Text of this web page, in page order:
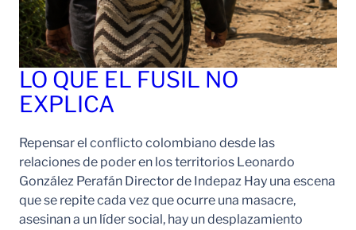
LO QUE EL FUSIL NO
EXPLICA
Repensar el conflicto colombiano desde las
relaciones de poder en los territorios Leonardo
González Perafán Director de Indepaz Hay una escena
que se repite cada vez que ocurre una masacre,
asesinan a un líder social, hay un desplazamiento